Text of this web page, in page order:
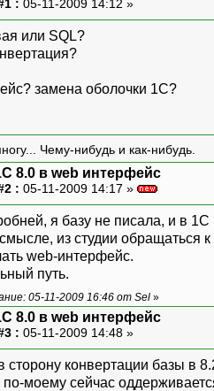
: 05-11-2009 14:12 »
или SQL?
замена оболочки 1С?
Чему-нибудь и как-нибудь.
8.0 в web интерфейс
: 05-11-2009 14:17 »
я базу не писала, и в
из студии обращаться
web-интерфейс.
путь.
05-11-2009 16:46 от Sel »
8.0 в web интерфейс
: 05-11-2009 14:48 »
сторону конвертации базы в
по-моему сейчас